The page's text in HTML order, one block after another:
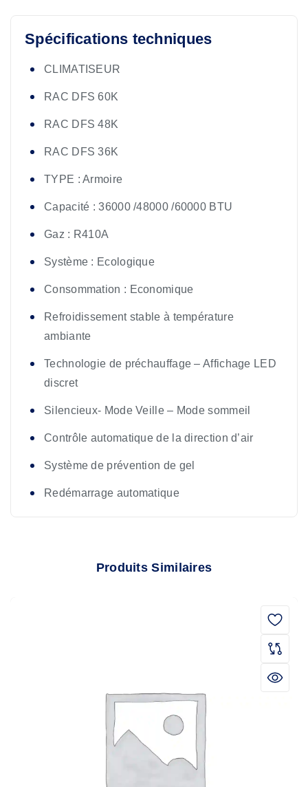
Spécifications techniques
CLIMATISEUR
RAC DFS 60K
RAC DFS 48K
RAC DFS 36K
TYPE : Armoire
Capacité : 36000 /48000 /60000 BTU
Gaz : R410A
Système : Ecologique
Consommation : Economique
Refroidissement stable à température
ambiante
Technologie de préchauffage – Affichage LED
discret
Silencieux- Mode Veille – Mode sommeil
Contrôle automatique de la direction d’air
Système de prévention de gel
Redémarrage automatique
Produits Similaires